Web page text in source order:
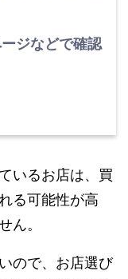
ジなどで確認
いるお店は、買
る可能性が高
ん。
ので、お店選び